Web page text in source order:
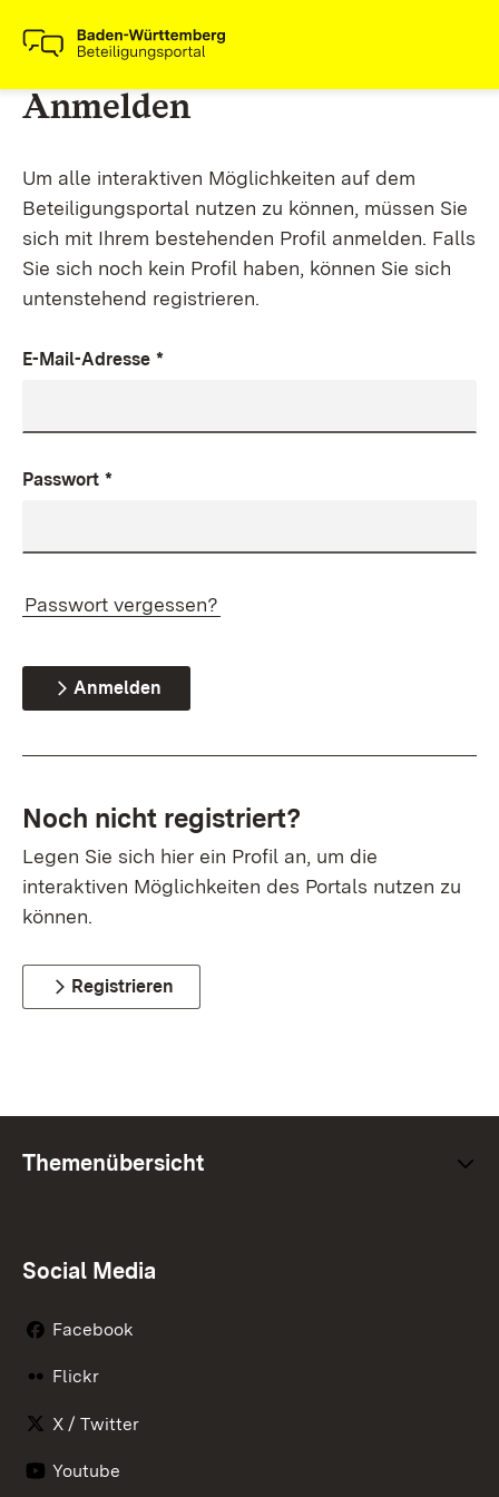
Anmelden
Um alle interaktiven Möglichkeiten auf dem
Beteiligungsportal nutzen zu können, müssen Sie
sich mit Ihrem bestehenden Profil anmelden. Falls
Sie sich noch kein Profil haben, können Sie sich
untenstehend registrieren.
E-Mail-Adresse *
Passwort *
Passwort vergessen?
Anmelden
Noch nicht registriert?
Legen Sie sich hier ein Profil an, um die
interaktiven Möglichkeiten des Portals nutzen zu
können.
Registrieren
Themenübersicht
Social Media
Facebook
Flickr
X / Twitter
Youtube